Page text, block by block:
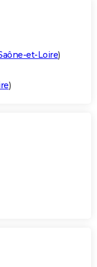
et-Loire)
)